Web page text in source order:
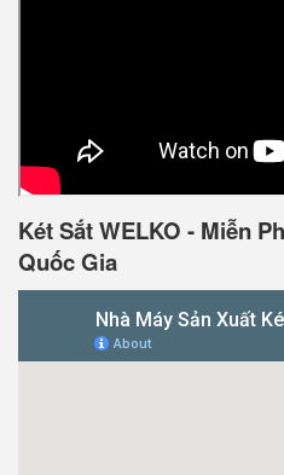
Két Sắt WELKO - Miễn
Quốc Gia